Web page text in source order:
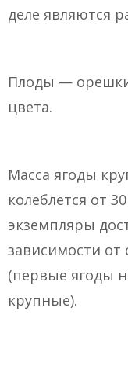
деле являются
Плоды — орешки
цвета.
Масса ягоды
колеблется от
экземпляры
зависимости от
(первые ягоды
крупные).